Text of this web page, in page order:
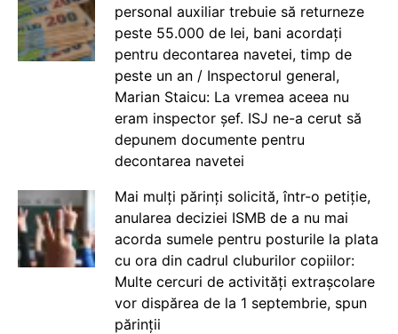
personal auxiliar trebuie să returneze
peste 55.000 de lei, bani acordați
pentru decontarea navetei, timp de
peste un an / Inspectorul general,
Marian Staicu: La vremea aceea nu
eram inspector șef. ISJ ne-a cerut să
depunem documente pentru
decontarea navetei
Mai mulți părinți solicită, într-o petiție,
anularea deciziei ISMB de a nu mai
acorda sumele pentru posturile la plata
cu ora din cadrul cluburilor copiilor:
Multe cercuri de activități extrașcolare
vor dispărea de la 1 septembrie, spun
părinții